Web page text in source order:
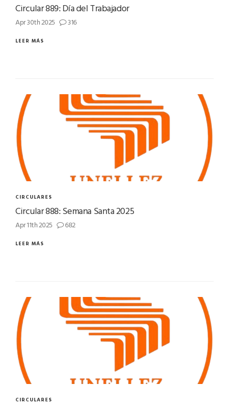
Circular 889: Día del Trabajador
Apr 30th 2025 316
LEER MÁS
CIRCULARES
Circular 888: Semana Santa 2025
Apr 11th 2025 682
LEER MÁS
CIRCULARES